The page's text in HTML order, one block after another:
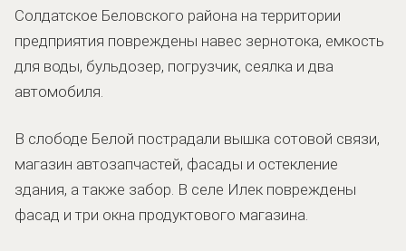
Солдатское Беловского района на территории
предприятия повреждены навес зернотока, емкость
для воды, бульдозер, погрузчик, сеялка и два
автомобиля.
В слободе Белой пострадали вышка сотовой связи,
магазин автозапчастей, фасады и остекление
здания, а также забор. В селе Илек повреждены
фасад и три окна продуктового магазина.